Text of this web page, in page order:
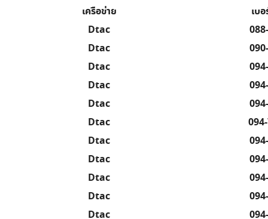
เครือข่าย
เบ
Dtac
Dtac
Dtac
Dtac
Dtac
Dtac
Dtac
Dtac
Dtac
Dtac
Dtac